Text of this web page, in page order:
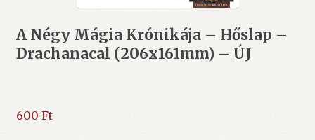
A Négy Mágia Krónikája – Hőslap –
Drachanacal (206x161mm) – ÚJ
600 Ft